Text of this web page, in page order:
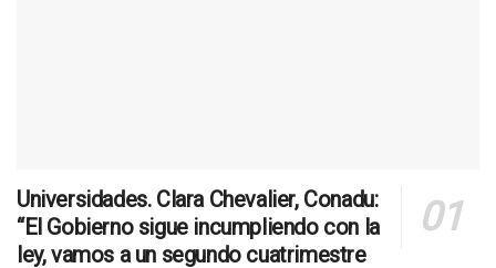
Universidades. Clara Chevalier, Conadu:
“El Gobierno sigue incumpliendo con la
ley, vamos a un segundo cuatrimestre